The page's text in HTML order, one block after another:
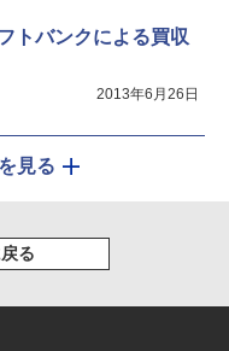
トバンクによる買収
2013年6月26日
見る
る